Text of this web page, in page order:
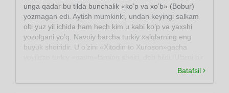
unga qadar bu tilda bunchalik «ko’p va xo’b» (Bobur)
yozmagan edi. Aytish mumkinki, undan keyingi salkam
olti yuz yil ichida ham hech kim u kabi ko’p va yaxshi
yozolgani yo’q. Navoiy barcha turkiy xalqlarning eng
buyuk shoiridir. U o’zini «Xitodin to Xuroson»gacha
adabiy til bayrog’i ostida birlashtirdi -«yakqalam» qildi.
Batafsil